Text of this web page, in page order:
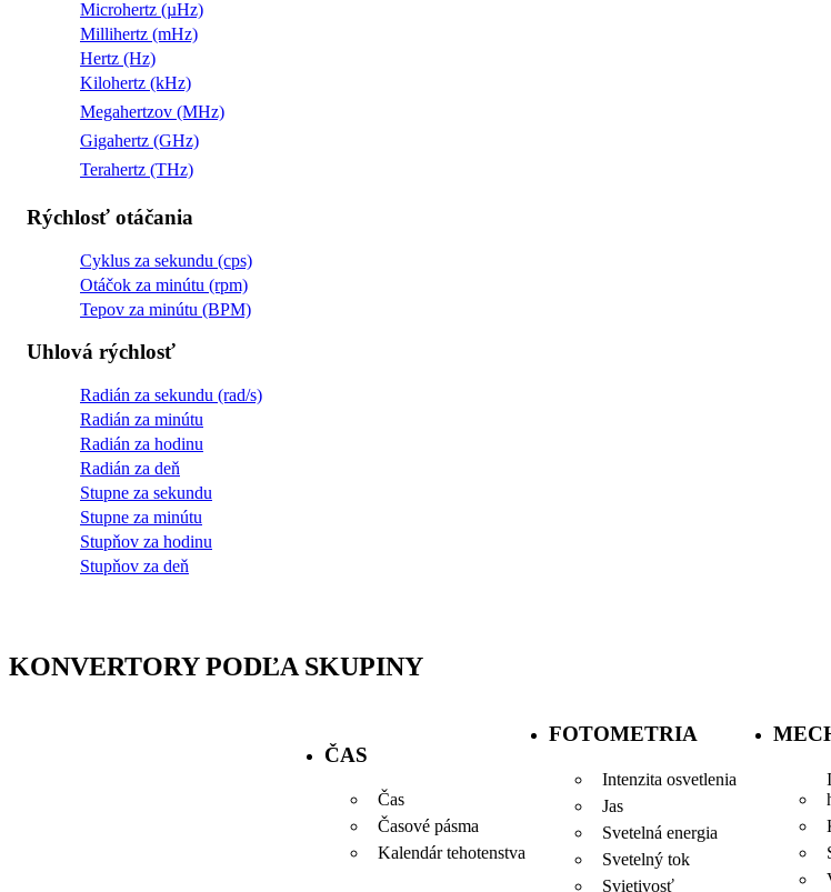
Microhertz (µHz)
Millihertz (mHz)
Hertz (Hz)
Kilohertz (kHz)
Megahertzov (MHz)
Gigahertz (GHz)
Terahertz (THz)
Rýchlosť otáčania
Cyklus za sekundu (cps)
Otáčok za minútu (rpm)
Tepov za minútu (BPM)
Uhlová rýchlosť
Radián za sekundu (rad/s)
Radián za minútu
Radián za hodinu
Radián za deň
Stupne za sekundu
Stupne za minútu
Stupňov za hodinu
Stupňov za deň
KONVERTORY PODĽA SKUPINY
ČAS
Čas
Časové pásma
Kalendár tehotenstva
FOTOMETRIA
Intenzita osvetlenia
Jas
Svetelná energia
Svetelný tok
Svietivosť